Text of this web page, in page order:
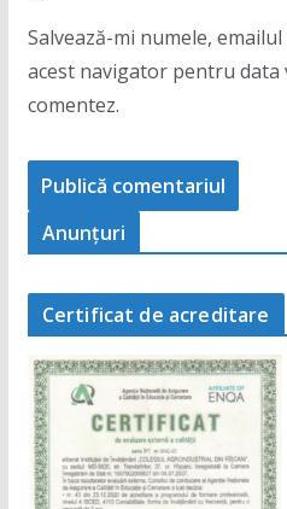
Salvează-mi numele,
acest navigator pentru data
comentez.
Anunţuri
Certificat de acreditare